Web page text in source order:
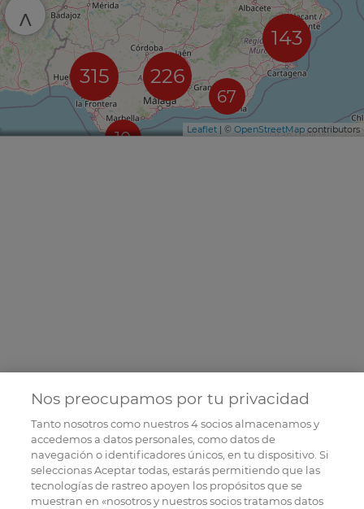
10
226
315
67
143
Leaflet | © OpenStreetMap contributors
^
Nos preocupamos por tu privacidad
Tanto nosotros como nuestros4socios almacenamos y
accedemos a datos personales, como datos de
navegación o identificadores únicos, en tu dispositivo. Si
seleccionas Aceptar todas, estarás permitiendo que las
tecnologías de rastreo apoyen los propósitos que se
muestran en «nosotros y nuestros socios tratamos datos